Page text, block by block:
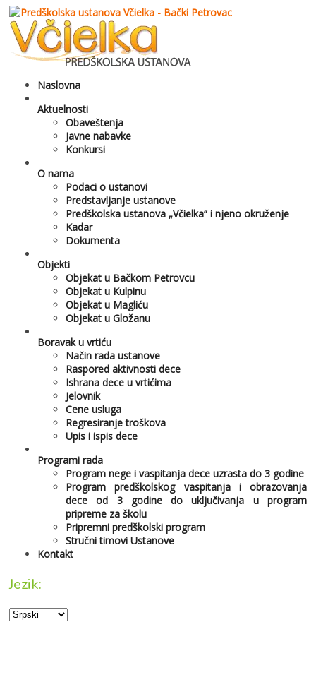
Naslovna
Aktuelnosti
Obaveštenja
Javne nabavke
Konkursi
O nama
Podaci o ustanovi
Predstavljanje ustanove
Predškolska ustanova „Včielka“ i njeno okruženje
Kadar
Dokumenta
Objekti
Objekat u Bačkom Petrovcu
Objekat u Kulpinu
Objekat u Magliću
Objekat u Gložanu
Boravak u vrtiću
Način rada ustanove
Raspored aktivnosti dece
Ishrana dece u vrtićima
Jelovnik
Cene usluga
Regresiranje troškova
Upis i ispis dece
Programi rada
Program nege i vaspitanja dece uzrasta do 3 godine
Program predškolskog vaspitanja i obrazovanja
dece od 3 godine do uključivanja u program
pripreme za školu
Pripremni predškolski program
Stručni timovi Ustanove
Kontakt
Jezik: